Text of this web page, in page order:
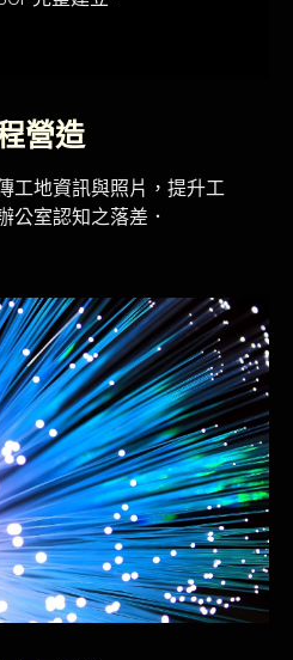
營造​
工地資訊與照片，提升工
公室認知之落差 ．